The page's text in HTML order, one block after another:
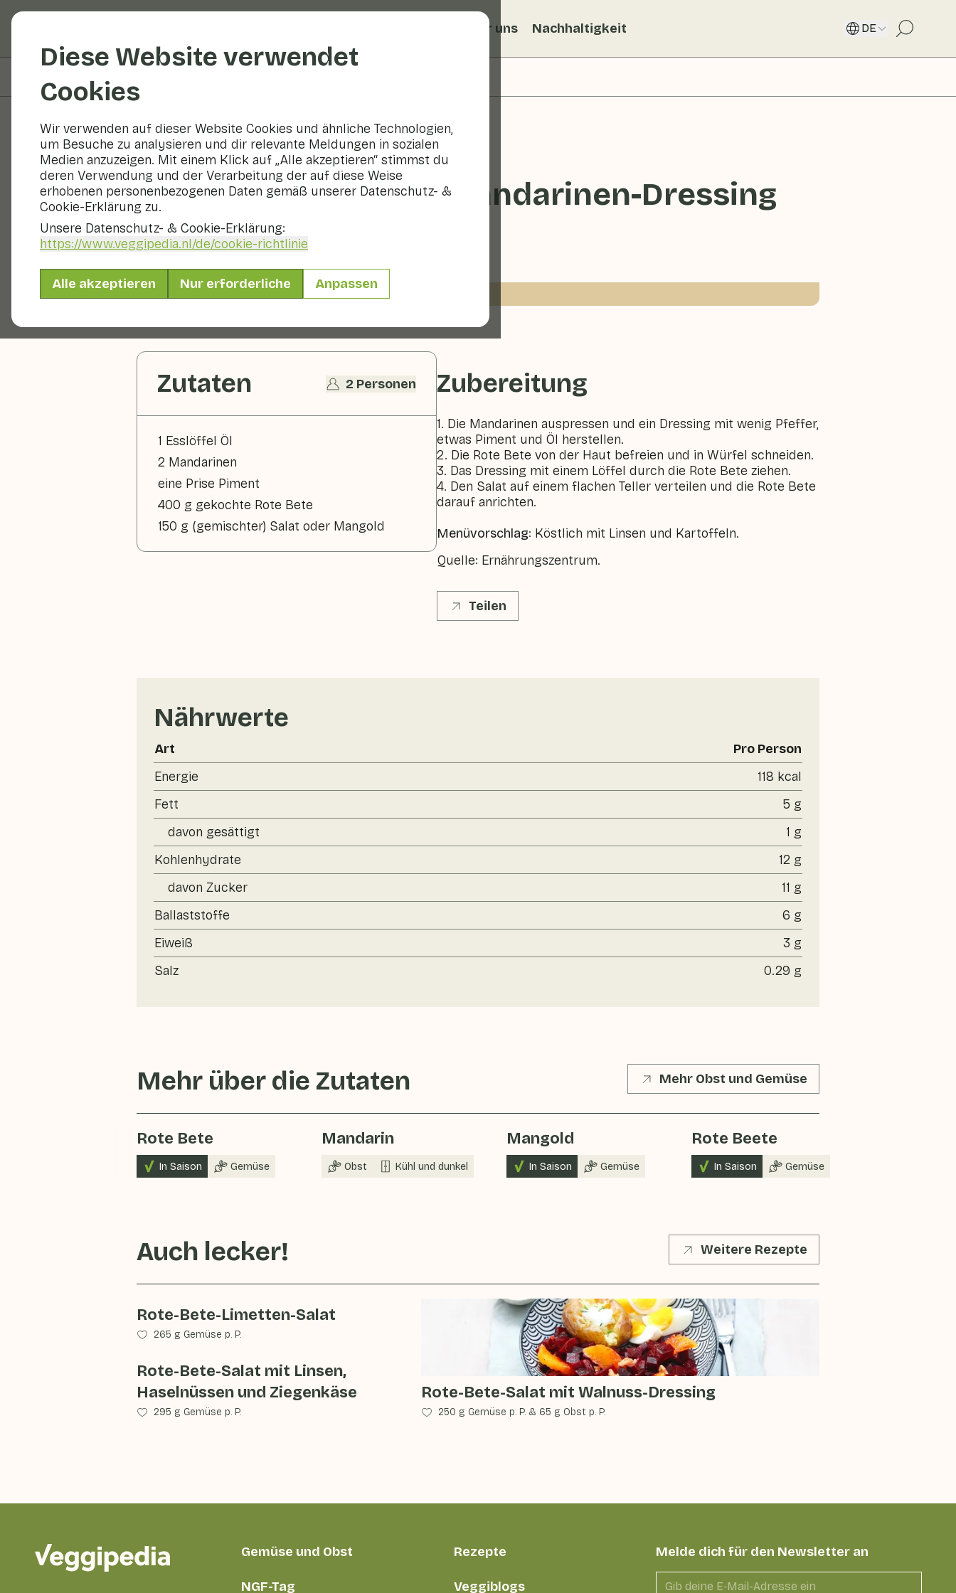
Diese Website verwendet
Cookies
Wir verwenden auf dieser Website Cookies und ähnliche Technologien,
um Besuche zu analysieren und dir relevante Meldungen in sozialen
Medien anzuzeigen. Mit einem Klick auf „Alle akzeptieren“ stimmst du
deren Verwendung und der Verarbeitung der auf diese Weise
erhobenen personenbezogenen Daten gemäß unserer Datenschutz- &
Cookie-Erklärung zu.
Unsere Datenschutz- & Cookie-Erklärung:
https://www.veggipedia.nl/de/cookie-richtlinie
Alle akzeptieren Nur erforderliche Anpassen
Über uns Nachhaltigkeit DE
Rezepte
Rote-Bete-Salat mit Mandarinen-Dressing
Hauptgericht 2 Personen
Mit saisonalen Produkten
Zutaten 2 Personen
1 Esslöffel Öl
2 Mandarinen
eine Prise Piment
400 g gekochte Rote Bete
150 g (gemischter) Salat oder Mangold
Zubereitung
1. Die Mandarinen auspressen und ein Dressing mit wenig Pfeffer,
etwas Piment und Öl herstellen.
2. Die Rote Bete von der Haut befreien und in Würfel schneiden.
3. Das Dressing mit einem Löffel durch die Rote Bete ziehen.
4. Den Salat auf einem flachen Teller verteilen und die Rote Bete
darauf anrichten.
Menüvorschlag: Köstlich mit Linsen und Kartoffeln.
Quelle: Ernährungszentrum.
Teilen
Nährwerte
Art
Pro Person
Energie
118 kcal
Fett
5 g
davon gesättigt
1 g
Kohlenhydrate
12 g
davon Zucker
11 g
Ballaststoffe
6 g
Eiweiß
3 g
Salz
0.29 g
Mehr über die Zutaten Mehr Obst und Gemüse
Rote Bete
In Saison Gemüse
Mandarin
Obst Kühl und dunkel
Mangold
In Saison Gemüse
Rote Beete
In Saison Gemüse
Auch lecker! Weitere Rezepte
Rote-Bete-Limetten-Salat
265 g Gemüse p. P.
Rote-Bete-Salat mit Linsen,
Haselnüssen und Ziegenkäse
295 g Gemüse p. P.
Rote-Bete-Salat mit Walnuss-Dressing
250 g Gemüse p. P. & 65 g Obst p. P.
Gemüse und Obst Rezepte
NGF-Tag Veggiblogs
Melde dich für den Newsletter an